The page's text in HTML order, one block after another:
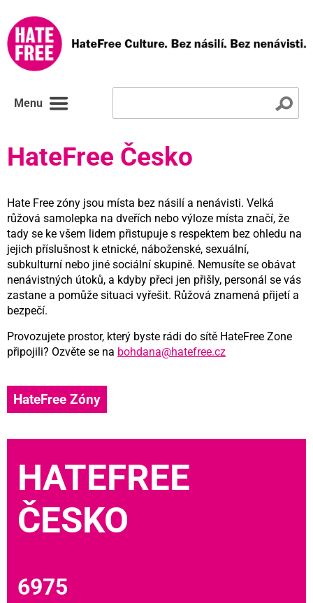
Menu
HateFree Česko
Hate Free zóny jsou místa bez násilí a nenávisti. Velká
růžová samolepka na dveřích nebo výloze místa značí, že
tady se ke všem lidem přistupuje s respektem bez ohledu na
jejich příslušnost k etnické, náboženské, sexuální,
subkulturní nebo jiné sociální skupině. Nemusíte se obávat
nenávistných útoků, a kdyby přeci jen přišly, personál se vás
zastane a pomůže situaci vyřešit. Růžová znamená přijetí a
bezpečí.
Provozujete prostor, který byste rádi do sítě HateFree Zone
připojili? Ozvěte se na bohdana@hatefree.cz
HateFree Zóny
HATEFREE
ČESKO
6975